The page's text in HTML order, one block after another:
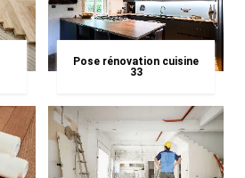
Pose rénovation cuisine
33